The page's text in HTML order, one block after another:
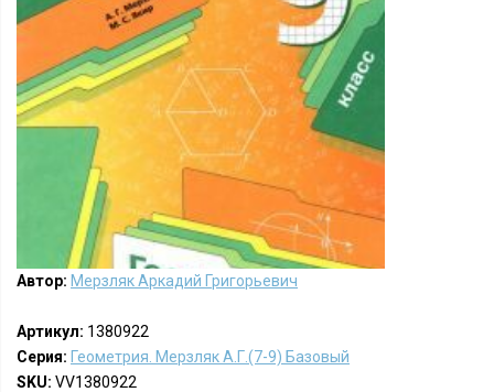
Автор: Мерзляк Аркадий Григорьевич
Артикул: 1380922
Серия: Геометрия. Мерзляк А.Г.(7-9) Базовый
SKU: VV1380922